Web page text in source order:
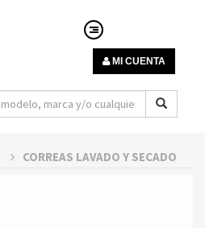
MI CUENTA
CORREAS LAVADO Y SECADO